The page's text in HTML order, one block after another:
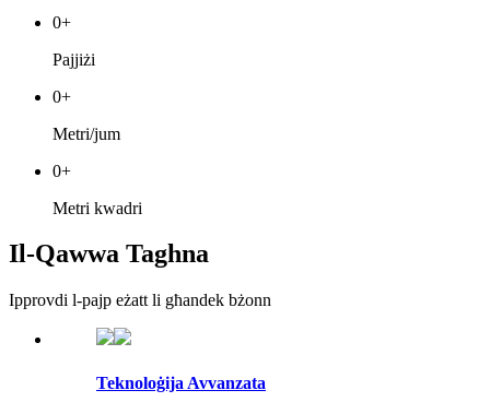
0+
Pajjiżi
0+
Metri/jum
0+
Metri kwadri
Il-Qawwa Taghna
Ipprovdi l-pajp eżatt li għandek bżonn
Teknoloġija Avvanzata